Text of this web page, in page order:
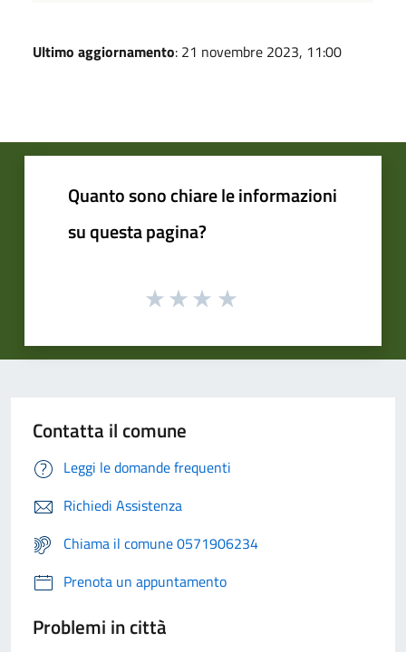
Ultimo aggiornamento: 21 novembre 2023, 11:00
Quanto sono chiare le informazioni
su questa pagina?
Contatta il comune
Leggi le domande frequenti
Richiedi Assistenza
Chiama il comune 0571906234
Prenota un appuntamento
Problemi in città